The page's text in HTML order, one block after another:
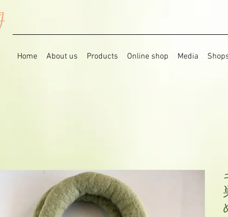
Home About us Products Online shop Media